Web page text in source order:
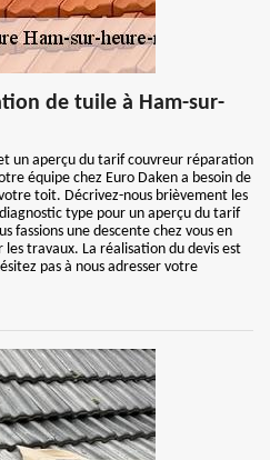
de tuile à Ham-sur-
un aperçu du tarif couvreur réparation
équipe chez Euro Daken a besoin de
toit. Décrivez-nous brièvement les
type pour un aperçu du tarif
fassions une descente chez vous en
travaux. La réalisation du devis est
pas à nous adresser votre